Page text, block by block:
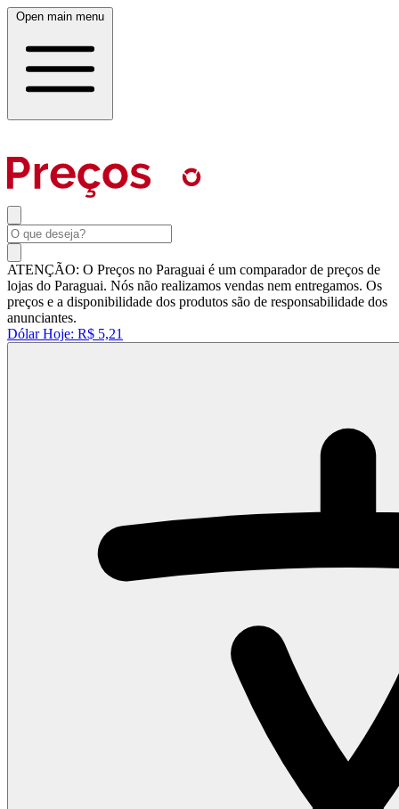
Open main menu
ATENÇÃO: O Preços no Paraguai é um comparador de preços de
lojas do Paraguai. Nós não realizamos vendas nem entregamos. Os
preços e a disponibilidade dos produtos são de responsabilidade dos
anunciantes.
Dólar Hoje: R$ 5,21